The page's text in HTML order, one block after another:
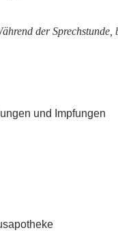
der
und Impfungen